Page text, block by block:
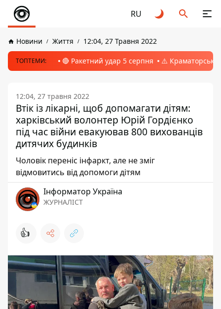
RU
Новини Життя 12:04, 27 Травня 2022
ТОПТЕМИ: 🔴 Ракетний удар 5 серпня ⚠️ Краматорськ,
12:04, 27 травня 2022
Втік із лікарні, щоб допомагати дітям:
харківський волонтер Юрій Гордієнко
під час війни евакуював 800 вихованців
дитячих будинків
Чоловік переніс інфаркт, але не зміг
відмовитись від допомоги дітям
Інформатор Україна
ЖУРНАЛІСТ
👍